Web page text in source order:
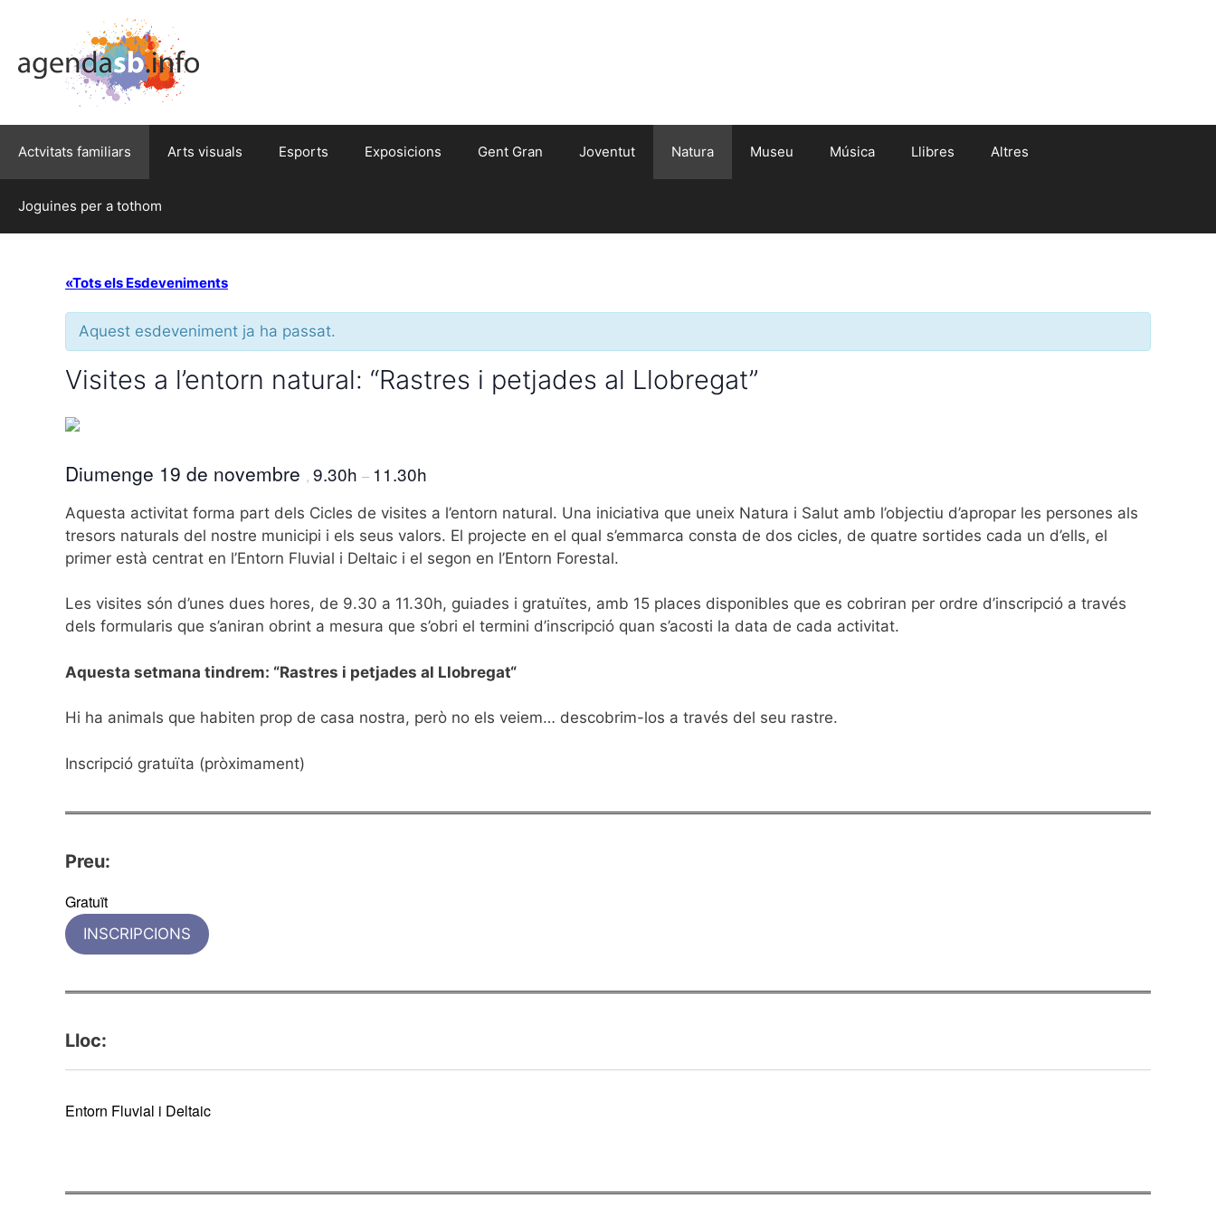
Actvitats familiars Arts visuals Esports Exposicions Gent Gran Joventut Natura Museu Música Llibres Altres
Joguines per a tothom
«Tots els Esdeveniments
Aquest esdeveniment ja ha passat.
Visites a l’entorn natural: “Rastres i petjades al Llobregat”
Diumenge 19 de novembre , 9.30h – 11.30h
Aquesta activitat forma part dels Cicles de visites a l’entorn natural. Una iniciativa que uneix Natura i Salut amb l’objectiu d’apropar les persones als
tresors naturals del nostre municipi i els seus valors. El projecte en el qual s’emmarca consta de dos cicles, de quatre sortides cada un d’ells, el
primer està centrat en l’Entorn Fluvial i Deltaic i el segon en l’Entorn Forestal.
Les visites són d’unes dues hores, de 9.30 a 11.30h, guiades i gratuïtes, amb 15 places disponibles que es cobriran per ordre d’inscripció a través
dels formularis que s’aniran obrint a mesura que s’obri el termini d’inscripció quan s’acosti la data de cada activitat.
Aquesta setmana tindrem: “Rastres i petjades al Llobregat“
Hi ha animals que habiten prop de casa nostra, però no els veiem… descobrim-los a través del seu rastre.
Inscripció gratuïta (pròximament)
Preu:
Gratuït
INSCRIPCIONS
Lloc:
Entorn Fluvial i Deltaic